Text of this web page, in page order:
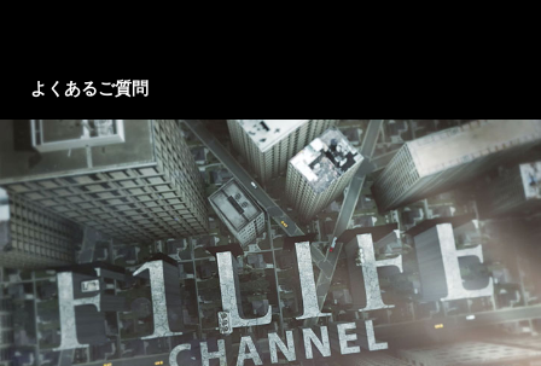
よくあるご質問